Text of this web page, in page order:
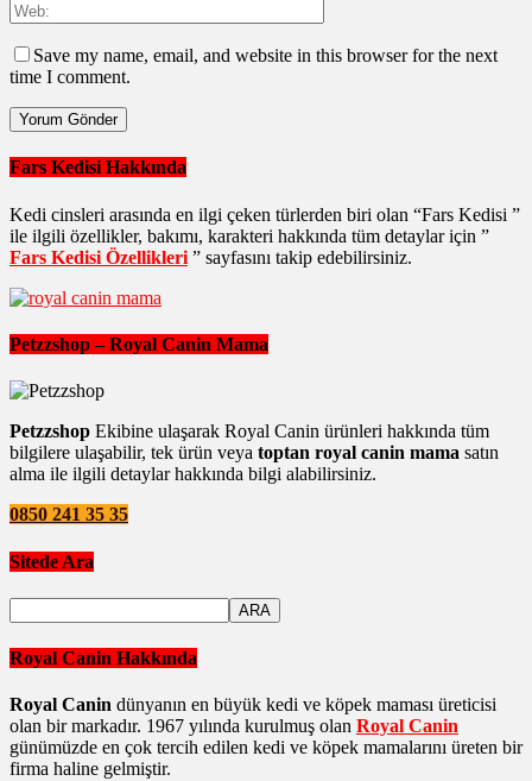
Save my name, email, and website in this browser for the next
time I comment.
Fars Kedisi Hakkında
Kedi cinsleri arasında en ilgi çeken türlerden biri olan “Fars Kedisi ”
ile ilgili özellikler, bakımı, karakteri hakkında tüm detaylar için ”
Fars Kedisi Özellikleri ” sayfasını takip edebilirsiniz.
Petzzshop – Royal Canin Mama
Petzzshop Ekibine ulaşarak Royal Canin ürünleri hakkında tüm
bilgilere ulaşabilir, tek ürün veya toptan royal canin mama satın
alma ile ilgili detaylar hakkında bilgi alabilirsiniz.
0850 241 35 35
Sitede Ara
Royal Canin Hakkında
Royal Canin dünyanın en büyük kedi ve köpek maması üreticisi
olan bir markadır. 1967 yılında kurulmuş olan Royal Canin
günümüzde en çok tercih edilen kedi ve köpek mamalarını üreten bir
firma haline gelmiştir.